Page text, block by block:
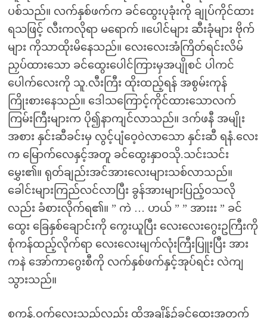
ပစ်သည်။ လက်နှစ်ဖက်က ခင်ထွေးပုခုံးကို ချုပ်ကိုင်ထား
ရသဖြင့် လီးကလိုရာ မရောက် ။ပေါင်များ ဆီးခုံများ ဗိုက်
များ ကိုသာထိုးမိနေသည်။ လေးလေးအံကြိတ်ရင်းလိမ်
ညှပ်ထားသော ခင်ထွေးပေါင်ကြားမှအပျိုစင် ပါကင်
ပေါက်လေးကို သူ.လီးကြီး ထိုးထည့်ရန် အစွမ်းကုန်
ကြိုးစားနေသည်။ ဒေါသကြောင့်ကိုင်ထားသောလက်
ကြမ်းကြီးများက ပို၍နာကျင်လာသည်။ ဒက်ဖနီ အမျိုး
အစား နှင်းဆီခင်းမှ လွင့်ပျံဝေ့၀ဲလာသော နှင်းဆီ ရနံ.လေး
က မြောက်လေနှင့်အတူ ခင်ထွေးနှာဝသို.သင်းသင်း
မွှေး၏။ ရုတ်ချည်းအင်အားလေးများသစ်လာသည်။
ခေါင်းများကြည်လင်လာပြီး ခွန်အားများပြည့်ဝသလို
လည်း ခံစားလိုက်ရ၏။ ” ကဲ … ဟယ် ” ” အားးး ” ခင်
ထွေး ခြေနှစ်ချောင်းကို ကွေးယူပြီး လေးလေးဂွေးဥကြီးကို
စုံကန်ထည့်လိုက်ရာ လေးလေးမျက်လုံးကြီးပြူးပြီး အား
ကနဲ အော်ကာဂွေးစီကို လက်နှစ်ဖက်နှင့်အုပ်ရင်း လဲကျ
သွားသည်။
စက္ကန်.ဝက်လေးသည်လည်း ထိုအချိန်၌ခင်ထွေးအတွက်